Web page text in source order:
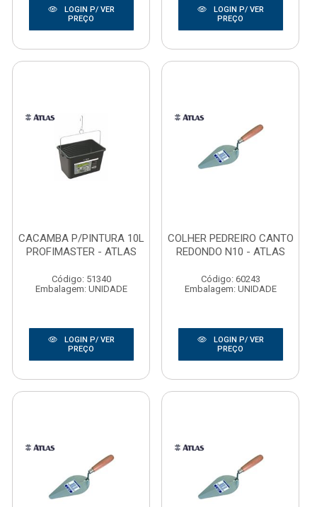
LOGIN P/ VER
PREÇO
LOGIN P/ VER
PREÇO
CACAMBA P/PINTURA 10L
PROFIMASTER - ATLAS
Código: 51340
Embalagem: UNIDADE
LOGIN P/ VER
PREÇO
COLHER PEDREIRO CANTO
REDONDO N10 - ATLAS
Código: 60243
Embalagem: UNIDADE
LOGIN P/ VER
PREÇO